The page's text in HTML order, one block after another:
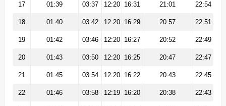
17 01:39 03:37 12:20 16:31 21:01 22:54
18 01:40 03:42 12:20 16:29 20:57 22:51
19 01:42 03:46 12:20 16:27 20:52 22:49
20 01:43 03:50 12:20 16:25 20:47 22:47
21 01:45 03:54 12:20 16:22 20:43 22:45
22 01:46 03:58 12:19 16:20 20:38 22:43